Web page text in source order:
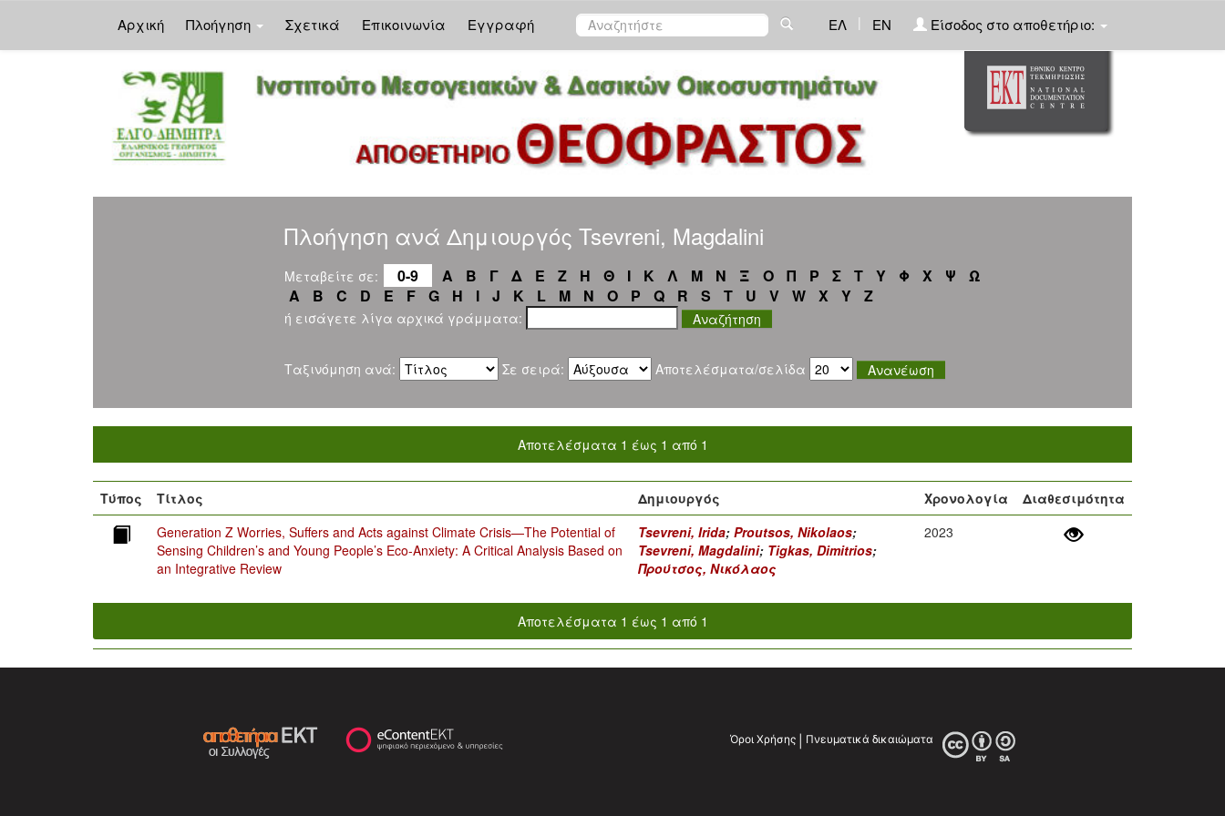
Αρχική Πλοήγηση Σχετικά Επικοινωνία Εγγραφή ΕΛ | EN Είσοδος στο αποθετήριο:
Πλοήγηση ανά Δημιουργός Tsevreni, Magdalini
Μεταβείτε σε: 0-9 Α Β Γ Δ Ε Ζ Η Θ Ι Κ Λ Μ Ν Ξ Ο Π Ρ Σ Τ Υ Φ Χ Ψ
Ω
A
B C D E F G H I J K L M N O P Q R S T U V W X Y Z
ή εισάγετε λίγα αρχικά γράμματα:
Ταξινόμηση ανά: Σε σειρά: Αποτελέσματα/σελίδα
Αποτελέσματα 1 έως 1 από 1
Τύπος Τίτλος Δημιουργός Χρονολογία
Διαθεσιμότητα
Generation Z Worries, Suffers and Acts against Climate Crisis—The Potential of
Sensing Children’s and Young People’s Eco-Anxiety: A Critical Analysis Based on
an Integrative Review
Tsevreni, Irida; Proutsos, Nikolaos;
Tsevreni, Magdalini; Tigkas, Dimitrios;
Προύτσος, Νικόλαος
2023
Αποτελέσματα 1 έως 1 από 1